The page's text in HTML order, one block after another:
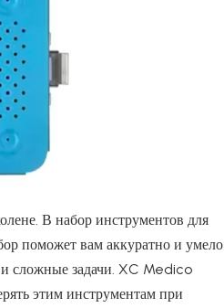
В набор инструментов для
поможет вам аккуратно и умело
сложные задачи. XC Medico
этим инструментам при